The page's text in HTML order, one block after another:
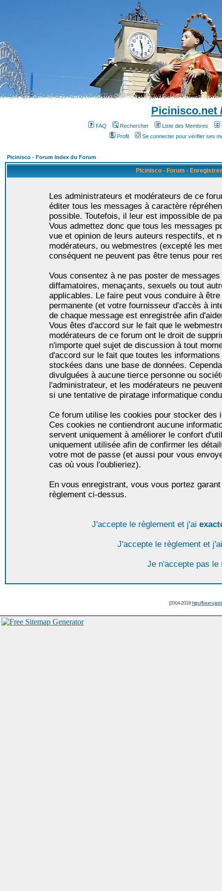
Picinisco.net
FAQ Rechercher Liste des Membres
Profil
Se connecter pour vérifier ses
Picinisco - Forum Index du Forum
Picinisco - Forum -
Les administrateurs et modérateurs de ce
éditer tous les messages à caractère
possible. Toutefois, il leur est impossible de
Vous admettez donc que tous les messages
vue et opinion de leurs auteurs respectifs, et
modérateurs, ou webmestres (excepté les
conséquent ne peuvent pas être tenus pour
Vous consentez à ne pas poster de
diffamatoires, menaçants, sexuels ou tout
applicables. Le faire peut vous conduire à
permanente (et votre fournisseur d'accès à
de chaque message est enregistrée afin
Vous êtes d'accord sur le fait que le
modérateurs de ce forum ont le droit de
n'importe quel sujet de discussion à tout
d'accord sur le fait que toutes les
stockées dans une base de données.
divulguées à aucune tierce personne ou
l'administrateur, et les modérateurs ne
si une tentative de piratage informatique
Ce forum utilise les cookies pour stocker des
Ces cookies ne contiendront aucune
servent uniquement à améliorer le confort
uniquement utilisée afin de confirmer les
votre mot de passe (et aussi pour vous
cas où vous l'oublieriez).
En vous enregistrant, vous vous portez
règlement ci-dessus.
J'accepte le règlement et j'ai
J'accepte le règlement et
Je n'accepte pas le
[2004-2018http://